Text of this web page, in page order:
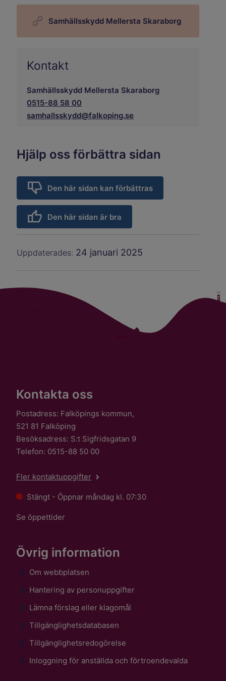
Samhällsskydd Mellersta Skaraborg
Kontakt
Samhällsskydd Mellersta Skaraborg
0515-88 58 00
samhallsskydd@falkoping.se
Hjälp oss förbättra sidan
Den här sidan kan förbättras
Den här sidan är bra
Uppdaterades: 24 januari 2025
Kontakta oss
Postadress: Falköpings kommun,
521 81 Falköping
Besöksadress: S:t Sigfridsgatan 9
Telefon: 0515-88 50 00
Fler kontaktuppgifter
Stängt - Öppnar måndag kl. 07:30
Se öppettider
Övrig information
Om webbplatsen
Hantering av personuppgifter
Lämna förslag eller klagomål
Tillgänglighetsdatabasen
Tillgänglighetsredogörelse
Inloggning för anställda och förtroendevalda